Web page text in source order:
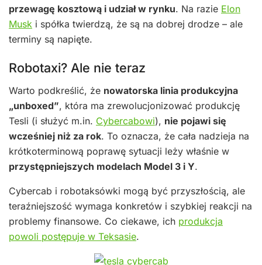
przewagę kosztową i udział w rynku. Na razie Elon
Musk i spółka twierdzą, że są na dobrej drodze – ale
terminy są napięte.
Robotaxi? Ale nie teraz
Warto podkreślić, że nowatorska linia produkcyjna
„unboxed”, która ma zrewolucjonizować produkcję
Tesli (i służyć m.in. Cybercabowi), nie pojawi się
wcześniej niż za rok. To oznacza, że cała nadzieja na
krótkoterminową poprawę sytuacji leży właśnie w
przystępniejszych modelach Model 3 i Y.
Cybercab i robotaksówki mogą być przyszłością, ale
teraźniejszość wymaga konkretów i szybkiej reakcji na
problemy finansowe. Co ciekawe, ich produkcja
powoli postępuje w Teksasie.